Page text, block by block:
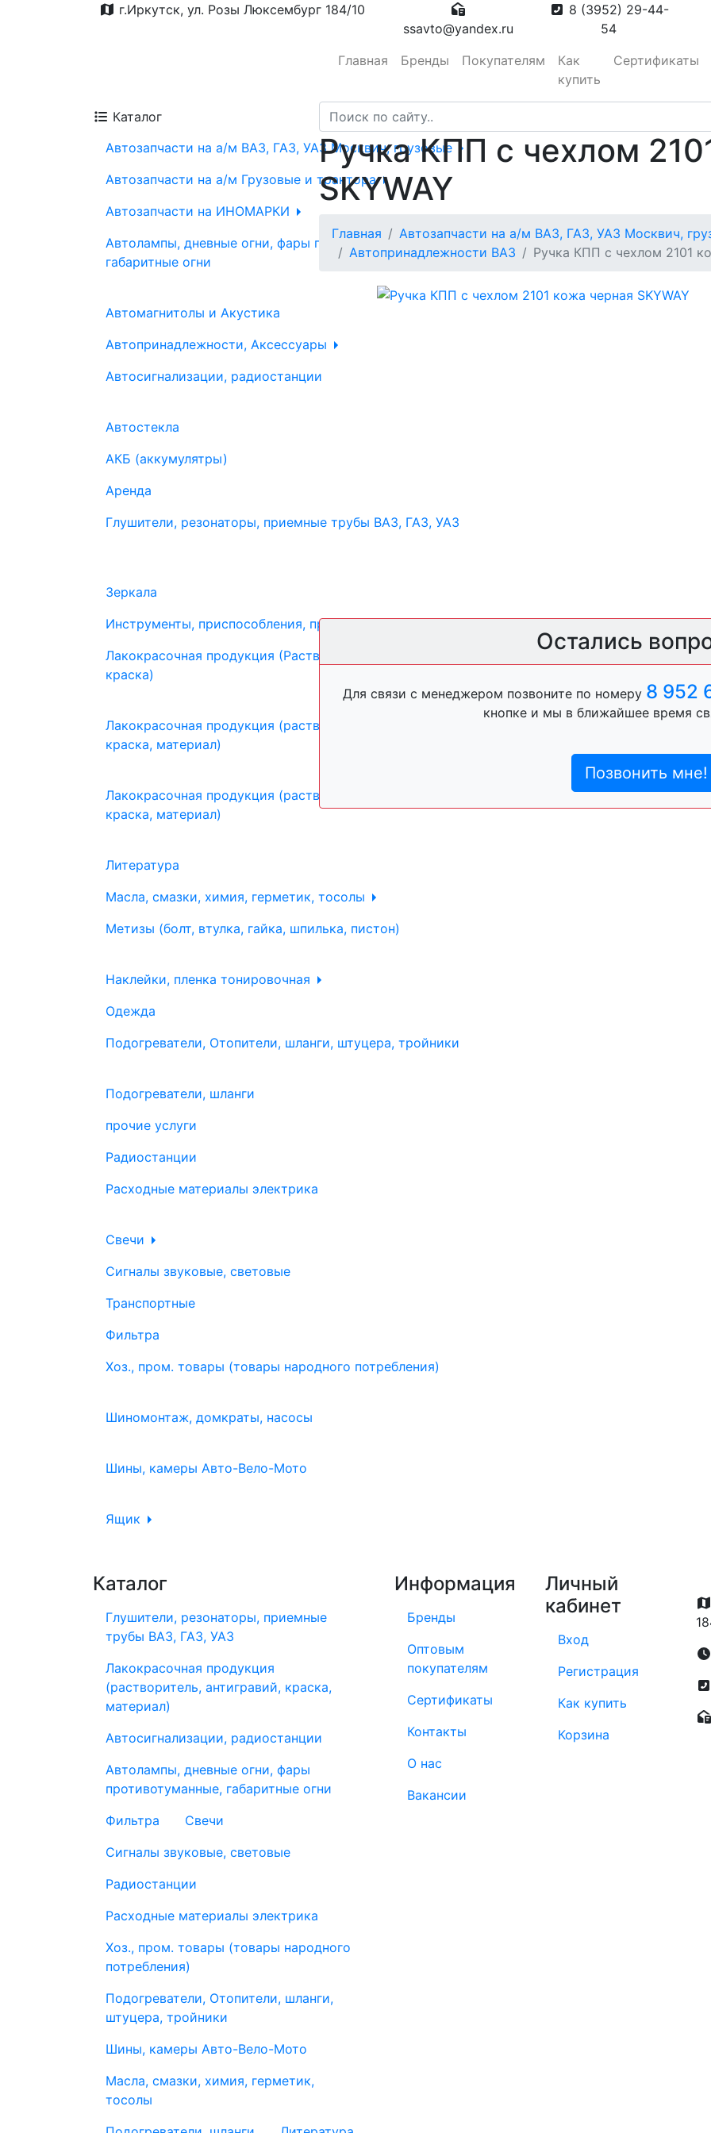
г.Иркутск, ул. Розы Люксембург 184/10
ssavto@yandex.ru
8 (3952) 29-44-
54
Главная Бренды Покупателям
Как
купить
Сертификаты
Каталог
Автозапчасти на а/м ВАЗ, ГАЗ, УАЗ Москвич, грузовые
Автозапчасти на а/м Грузовые и трактора
Автозапчасти на ИНОМАРКИ
Автолампы, дневные огни, фары противотуманные,
габаритные огни
Автомагнитолы и Акустика
Автопринадлежности, Аксессуары
Автосигнализации, радиостанции
Автостекла
АКБ (аккумулятры)
Аренда
Глушители, резонаторы, приемные трубы ВАЗ, ГАЗ, УАЗ
Зеркала
Инструменты, приспособления, приборы
Лакокрасочная продукция (Растворитель, анигравий,
краска)
Лакокрасочная продукция (растворитель, анигравий,
краска, материал)
Лакокрасочная продукция (растворитель, антигравий,
краска, материал)
Литература
Масла, смазки, химия, герметик, тосолы
Метизы (болт, втулка, гайка, шпилька, пистон)
Наклейки, пленка тонировочная
Одежда
Подогреватели, Отопители, шланги, штуцера, тройники
Подогреватели, шланги
прочие услуги
Радиостанции
Расходные материалы электрика
Свечи
Сигналы звуковые, световые
Транспортные
Фильтра
Хоз., пром. товары (товары народного потребления)
Шиномонтаж, домкраты, насосы
Шины, камеры Авто-Вело-Мото
Ящик
Ручка КПП с чехлом
SKYWAY
Главная Автозапчасти на а/м ВАЗ, ГАЗ, УАЗ Москвич,
Автопринадлежности ВАЗ
Ручка КПП с чехлом 2101
Остались
Для связи с менеджером позвоните по номеру 8 952
кнопке и мы в ближайшее время
Позвонить мне!
Каталог
Глушители, резонаторы, приемные
трубы ВАЗ, ГАЗ, УАЗ
Лакокрасочная продукция
(растворитель, антигравий, краска,
материал)
Автосигнализации, радиостанции
Автолампы, дневные огни, фары
противотуманные, габаритные огни
Фильтра
Свечи
Сигналы звуковые, световые
Радиостанции
Расходные материалы электрика
Хоз., пром. товары (товары народного
потребления)
Подогреватели, Отопители, шланги,
штуцера, тройники
Шины, камеры Авто-Вело-Мото
Масла, смазки, химия, герметик,
тосолы
Информация
Бренды
Оптовым
покупателям
Сертификаты
Контакты
О нас
Вакансии
Личный
кабинет
Вход
Регистрация
Как купить
Корзина